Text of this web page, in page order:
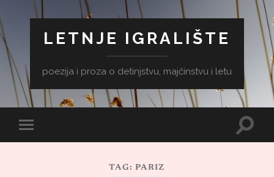
LETNJE IGRALIŠTE
poezija i proza o detinjstvu, majčinstvu i letu
mobile
Toggle
TAG:PARIZ